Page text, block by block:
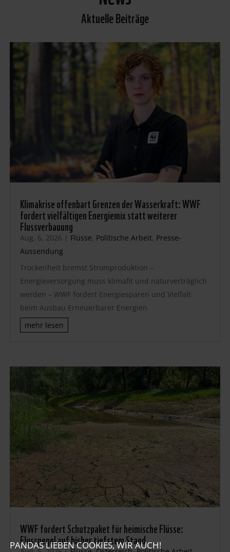
Aktuelle Beiträge
Klimakrise offenbart Grenzen der Wasserkraft: WWF
fordert vielfältigen Energiemix statt weiterer
Flussverbauung
Aug. 6, 2026 | Flüsse, Politische Arbeit, Presse-
Aussendung
Trockenheit bremst Stromproduktion –
Energieversorgung muss klimafit und naturverträglich
werden – WWF fordert Energiesparen und Vielfalt
beim Ausbau Erneuerbarer Energien
mehr lesen
WWF fordert Schutzpaket für heimische Flüsse:
Flusspegel auf bisher tiefstem Stand
PANDAS LIEBEN COOKIES, WIR AUCH!